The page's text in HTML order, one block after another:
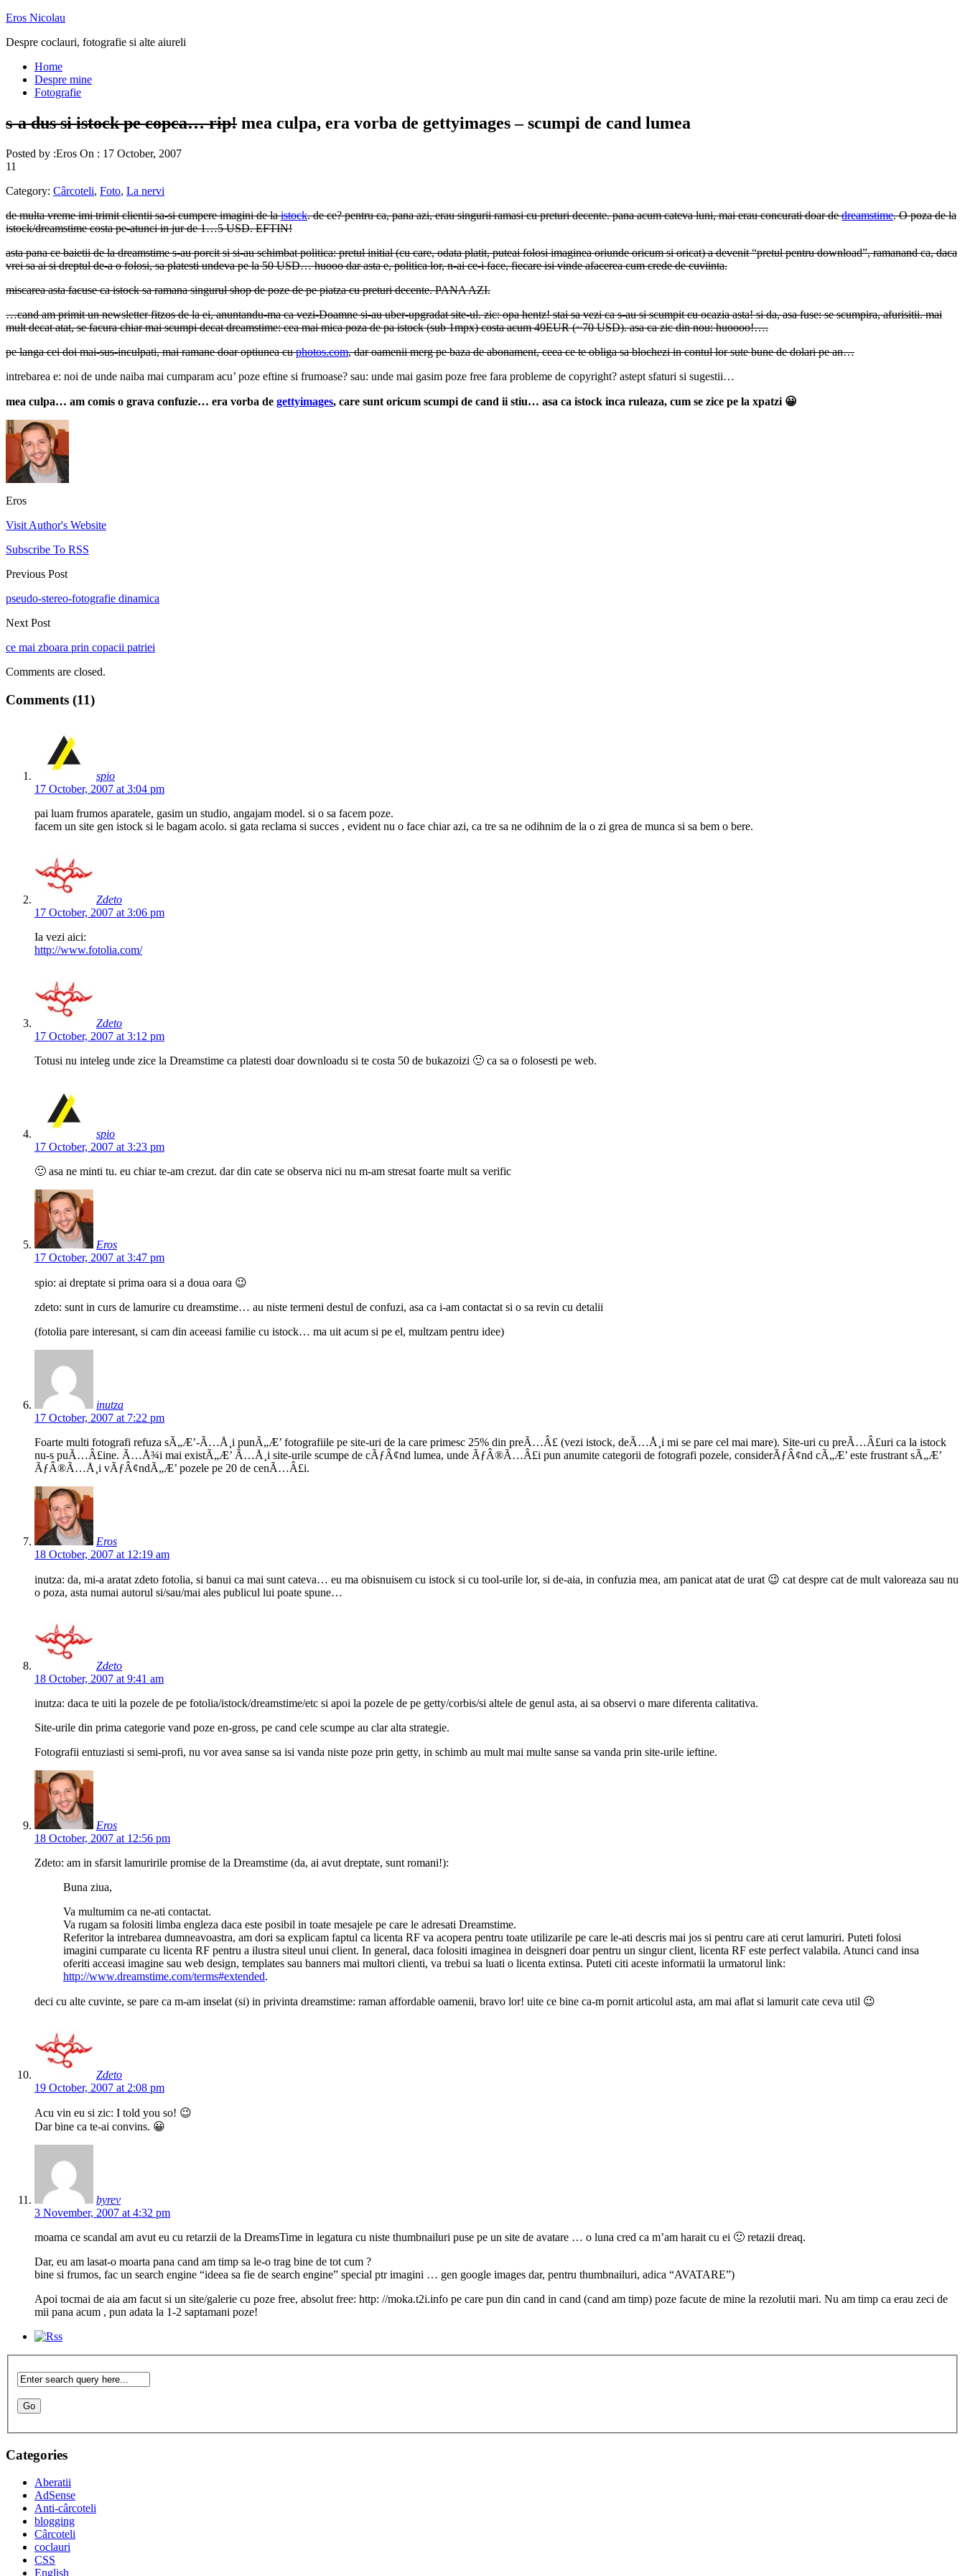
Eros Nicolau
Despre coclauri, fotografie si alte aiureli
Home
Despre mine
Fotografie
s-a dus si istock pe copca… rip! mea culpa, era vorba de gettyimages – scumpi de cand lumea
Posted by :Eros On : 17 October, 2007
11
Category: Cârcoteli, Foto, La nervi
de multa vreme imi trimit clientii sa-si cumpere imagini de laistock. de ce? pentru ca, pana azi, erau singurii ramasi cu preturi decente. pana acum cateva luni, mai erau concurati doar dedreamstime. O poza de la
istock/dreamstime costa pe-atunci in jur de 1…5 USD. EFTIN!
asta pana ce baietii de la dreamstime s-au porcit si si-au schimbat politica: pretul initial (cu care, odata platit, puteai folosi imaginea oriunde oricum si oricat) a devenit “pretul pentru download”, ramanand ca, daca
vrei sa ai si dreptul de-a o folosi, sa platesti undeva pe la 50 USD… huooo dar asta e, politica lor, n-ai ce-i face, fiecare isi vinde afacerea cum crede de cuviinta.
miscarea asta facuse ca istock sa ramana singurul shop de poze de pe piatza cu preturi decente. PANA AZI.
…cand am primit un newsletter fitzos de la ei, anuntandu-ma ca vezi-Doamne si-au uber-upgradat site-ul. zic: opa hentz! stai sa vezi ca s-au si scumpit cu ocazia asta! si da, asa fuse: se scumpira, afurisitii. mai
mult decat atat, se facura chiar mai scumpi decat dreamstime: cea mai mica poza de pa istock (sub 1mpx) costa acum 49EUR (~70 USD). asa ca zic din nou: huoooo!….
pe langa cei doi mai-sus-inculpati, mai ramane doar optiunea cuphotos.com, dar oamenii merg pe baza de abonament, ceea ce te obliga sa blochezi in contul lor sute bune de dolari pe an…
intrebarea e: noi de unde naiba mai cumparam acu’ poze eftine si frumoase? sau: unde mai gasim poze free fara probleme de copyright? astept sfaturi si sugestii…
mea culpa… am comis o grava confuzie… era vorba de gettyimages, care sunt oricum scumpi de cand ii stiu… asa ca istock inca ruleaza, cum se zice pe la xpatzi 😀
Eros
Visit Author's Website
Subscribe To RSS
Previous Post
pseudo-stereo-fotografie dinamica
Next Post
ce mai zboara prin copacii patriei
Comments are closed.
Comments (11)
spio
17 October, 2007 at 3:04 pm
pai luam frumos aparatele, gasim un studio, angajam model. si o sa facem poze.
facem un site gen istock si le bagam acolo. si gata reclama si succes , evident nu o face chiar azi, ca tre sa ne odihnim de la o zi grea de munca si sa bem o bere.
Zdeto
17 October, 2007 at 3:06 pm
Ia vezi aici:
http://www.fotolia.com/
Zdeto
17 October, 2007 at 3:12 pm
Totusi nu inteleg unde zice la Dreamstime ca platesti doar downloadu si te costa 50 de bukazoizi 🙂 ca sa o folosesti pe web.
spio
17 October, 2007 at 3:23 pm
🙂 asa ne minti tu. eu chiar te-am crezut. dar din cate se observa nici nu m-am stresat foarte mult sa verific
Eros
17 October, 2007 at 3:47 pm
spio: ai dreptate si prima oara si a doua oara 😉
zdeto: sunt in curs de lamurire cu dreamstime… au niste termeni destul de confuzi, asa ca i-am contactat si o sa revin cu detalii
(fotolia pare interesant, si cam din aceeasi familie cu istock… ma uit acum si pe el, multzam pentru idee)
inutza
17 October, 2007 at 7:22 pm
Foarte multi fotografi refuza sÃ„Æ’-Ã…Å¸i punÃ„Æ’ fotografiile pe site-uri de la care primesc 25% din preÃ…Â£ (vezi istock, deÃ…Å¸i mi se pare cel mai mare). Site-uri cu preÃ…Â£uri ca la istock
nu-s puÃ…Â£ine. Ã…Å¾i mai existÃ„Æ’ Ã…Å¸i site-urile scumpe de cÃƒÂ¢nd lumea, unde ÃƒÂ®Ã…Â£i pun anumite categorii de fotografi pozele, considerÃƒÂ¢nd cÃ„Æ’ este frustrant sÃ„Æ’
ÃƒÂ®Ã…Å¸i vÃƒÂ¢ndÃ„Æ’ pozele pe 20 de cenÃ…Â£i.
Eros
18 October, 2007 at 12:19 am
inutza: da, mi-a aratat zdeto fotolia, si banui ca mai sunt cateva… eu ma obisnuisem cu istock si cu tool-urile lor, si de-aia, in confuzia mea, am panicat atat de urat 😉 cat despre cat de mult valoreaza sau nu
o poza, asta numai autorul si/sau/mai ales publicul lui poate spune…
Zdeto
18 October, 2007 at 9:41 am
inutza: daca te uiti la pozele de pe fotolia/istock/dreamstime/etc si apoi la pozele de pe getty/corbis/si altele de genul asta, ai sa observi o mare diferenta calitativa.
Site-urile din prima categorie vand poze en-gross, pe cand cele scumpe au clar alta strategie.
Fotografii entuziasti si semi-profi, nu vor avea sanse sa isi vanda niste poze prin getty, in schimb au mult mai multe sanse sa vanda prin site-urile ieftine.
Eros
18 October, 2007 at 12:56 pm
Zdeto: am in sfarsit lamuririle promise de la Dreamstime (da, ai avut dreptate, sunt romani!):
Buna ziua,
Va multumim ca ne-ati contactat.
Va rugam sa folositi limba engleza daca este posibil in toate mesajele pe care le adresati Dreamstime.
Referitor la intrebarea dumneavoastra, am dori sa explicam faptul ca licenta RF va acopera pentru toate utilizarile pe care le-ati descris mai jos si pentru care ati cerut lamuriri. Puteti folosi
imagini cumparate cu licenta RF pentru a ilustra siteul unui client. In general, daca folositi imaginea in deisgneri doar pentru un singur client, licenta RF este perfect valabila. Atunci cand insa
oferiti acceasi imagine sau web design, templates sau banners mai multori clienti, va trebui sa luati o licenta extinsa. Puteti citi aceste informatii la urmatorul link:
http://www.dreamstime.com/terms#extended.
deci cu alte cuvinte, se pare ca m-am inselat (si) in privinta dreamstime: raman affordable oamenii, bravo lor! uite ce bine ca-m pornit articolul asta, am mai aflat si lamurit cate ceva util 😉
Zdeto
19 October, 2007 at 2:08 pm
Acu vin eu si zic: I told you so! 😉
Dar bine ca te-ai convins. 😀
byrev
3 November, 2007 at 4:32 pm
moama ce scandal am avut eu cu retarzii de la DreamsTime in legatura cu niste thumbnailuri puse pe un site de avatare … o luna cred ca m’am harait cu ei 🙂 retazii dreaq.
Dar, eu am lasat-o moarta pana cand am timp sa le-o trag bine de tot cum ?
bine si frumos, fac un search engine “ideea sa fie de search engine” special ptr imagini … gen google images dar, pentru thumbnailuri, adica “AVATARE”)
Apoi tocmai de aia am facut si un site/galerie cu poze free, absolut free: http: //moka.t2i.info pe care pun din cand in cand (cand am timp) poze facute de mine la rezolutii mari. Nu am timp ca erau zeci de
mii pana acum , pun adata la 1-2 saptamani poze!
Categories
Aberatii
AdSense
Anti-cârcoteli
blogging
Cârcoteli
coclauri
CSS
English